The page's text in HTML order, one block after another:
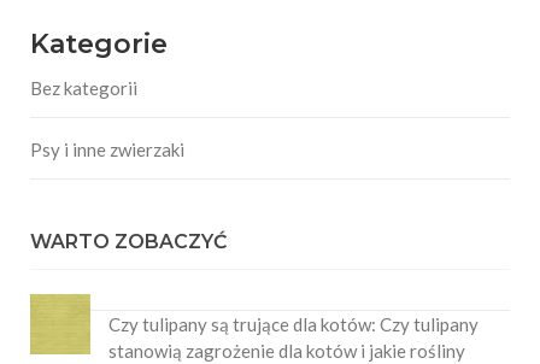
Kategorie
Bez kategorii
Psy i inne zwierzaki
WARTO ZOBACZYĆ
Czy tulipany są trujące dla kotów: Czy tulipany
stanowią zagrożenie dla kotów i jakie rośliny